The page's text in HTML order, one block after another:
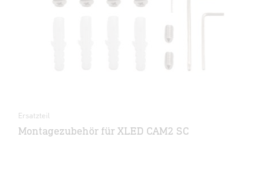
Ersatzteil
Montagezubehör für XLED CAM2 SC